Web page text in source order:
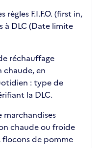
F.I.F.O. (first in,
DLC (Date limite
réchauffage
chaude, en
: type de
la DLC.
marchandises
chaude ou froide
flocons de pomme